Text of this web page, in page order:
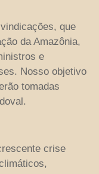
que
da Amazônia,
e
Nosso objetivo
tomadas
crise